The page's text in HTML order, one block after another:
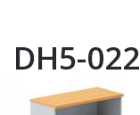
DH5-022